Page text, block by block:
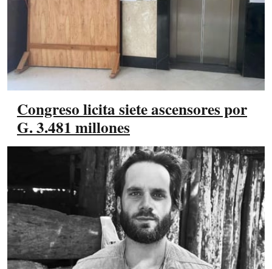
Congreso licita siete ascensores por
G. 3.481 millones